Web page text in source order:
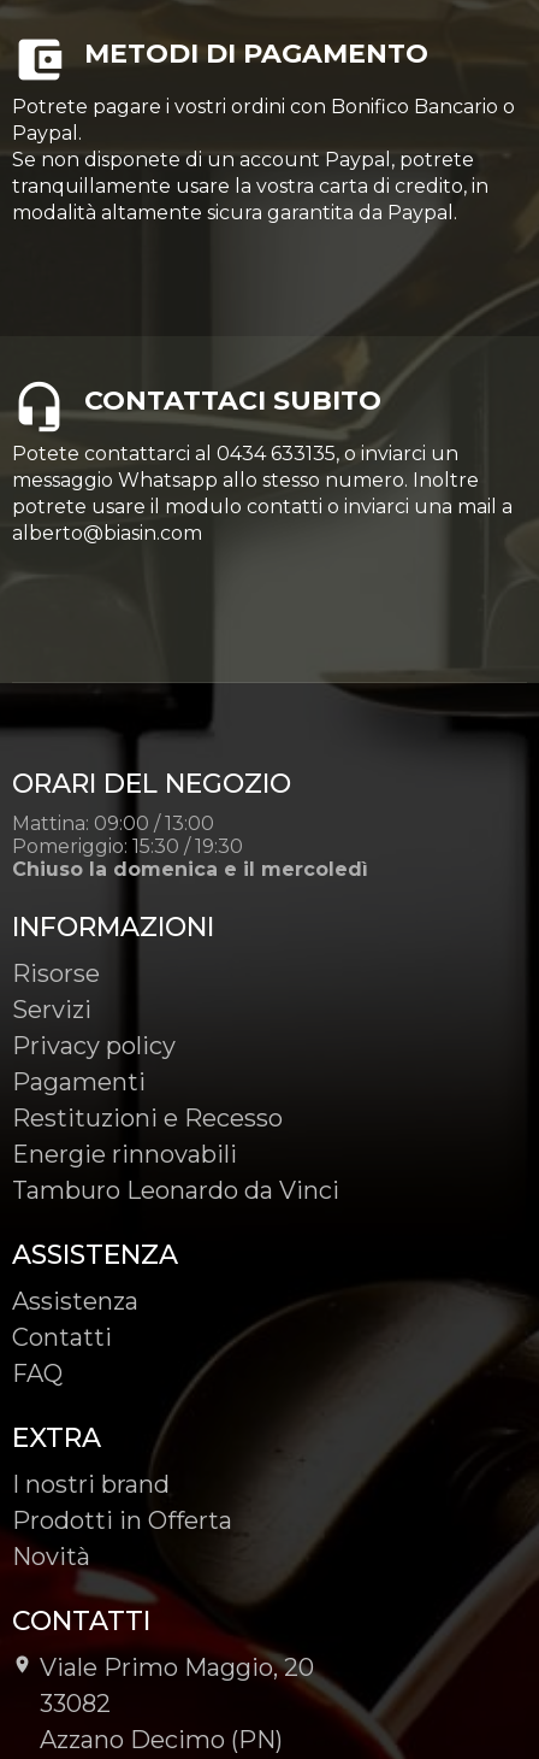
METODI DI PAGAMENTO
Potrete pagare i vostri ordini con Bonifico Bancario o
Paypal.
Se non disponete di un account Paypal, potrete
tranquillamente usare la vostra carta di credito, in
modalità altamente sicura garantita da Paypal.
CONTATTACI SUBITO
Potete contattarci al 0434 633135, o inviarci un
messaggio Whatsapp allo stesso numero. Inoltre
potrete usare il modulo contatti o inviarci una mail a
alberto@biasin.com
ORARI DEL NEGOZIO
Mattina: 09:00 / 13:00
Pomeriggio: 15:30 / 19:30
Chiuso la domenica e il mercoledì
INFORMAZIONI
Risorse
Servizi
Privacy policy
Pagamenti
Restituzioni e Recesso
Energie rinnovabili
Tamburo Leonardo da Vinci
ASSISTENZA
Assistenza
Contatti
FAQ
EXTRA
I nostri brand
Prodotti in Offerta
Novità
CONTATTI
Viale Primo Maggio, 20
-
33082
-
Azzano Decimo (PN)